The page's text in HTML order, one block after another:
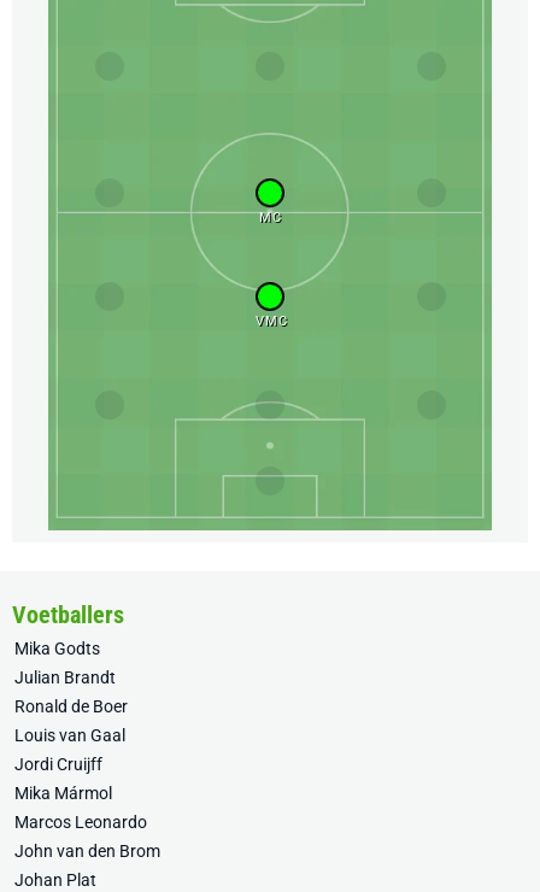
MC
VMC
Voetballers
Mika Godts
Julian Brandt
Ronald de Boer
Louis van Gaal
Jordi Cruijff
Mika Mármol
Marcos Leonardo
John van den Brom
Johan Plat